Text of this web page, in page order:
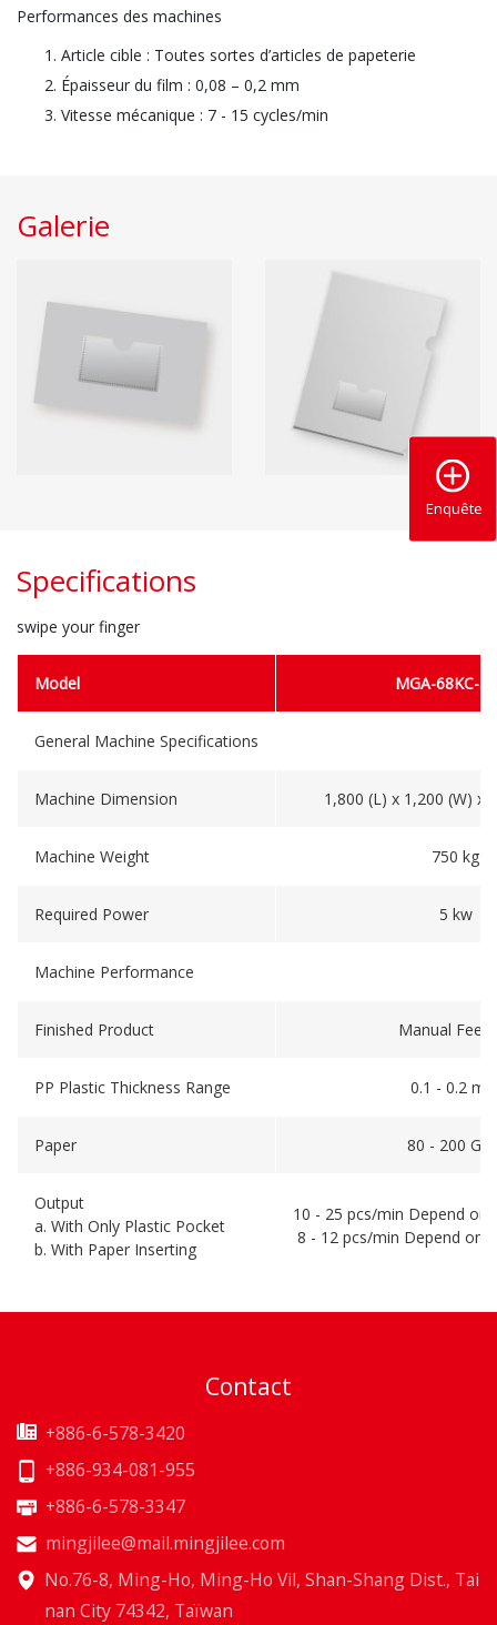
Enquête
Performances des machines
Article cible : Toutes sortes d’articles de papeterie
Épaisseur du film : 0,08 – 0,2 mm
Vitesse mécanique : 7 - 15 cycles/min
Galerie
Specifications
swipe your finger
Model MGA-68KC-
General Machine Specifications
Machine Dimension 1,800 (L) x 1,200 (W) x
Machine Weight 750 kg
Required Power 5 kw
Machine Performance
Finished Product Manual
PP Plastic Thickness Range 0.1 - 0.2
Paper 80 - 200
Output
a. With Only Plastic Pocket
b. With Paper Inserting
10 - 25 pcs/min Depend on
8 - 12 pcs/min Depend on
Contact
+886-6-578-3420
+886-934-081-955
+886-6-578-3347
mingjilee@mail.mingjilee.com
No.76-8, Ming-Ho, Ming-Ho Vil, Shan-Shang Dist., Tai
nan City 74342, Taïwan